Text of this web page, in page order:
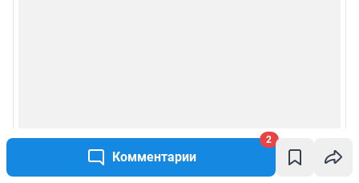
Комментарии
2